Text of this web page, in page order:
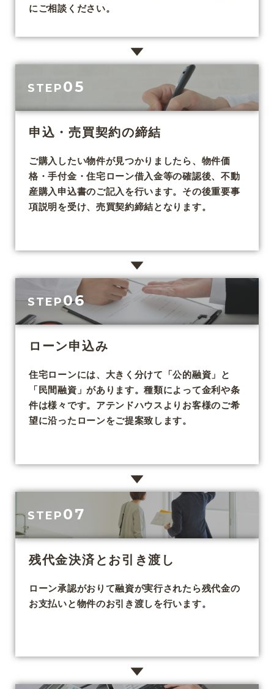
にご相談ください。
STEP05
申込・売買契約の締結
ご購入したい物件が見つかりましたら、物件価
格・手付金・住宅ローン借入金等の確認後、不動
産購入申込書のご記入を行います。その後重要事
項説明を受け、売買契約締結となります。
STEP06
ローン申込み
住宅ローンには、大きく分けて「公的融資」と
「民間融資」があります。種類によって金利や条
件は様々です。アテンドハウスよりお客様のご希
望に沿ったローンをご提案致します。
STEP07
残代金決済とお引き渡し
ローン承認がおりて融資が実行されたら残代金の
お支払いと物件のお引き渡しを行います。